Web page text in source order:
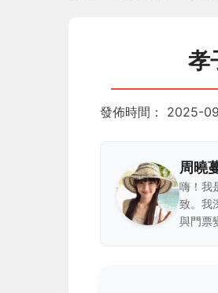
孝
發佈時間： 2025-
周曉
嗨！我
致。我
與門票